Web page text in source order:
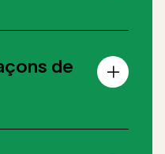
de